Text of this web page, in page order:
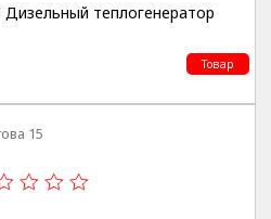
теплогенератор
Товар
15